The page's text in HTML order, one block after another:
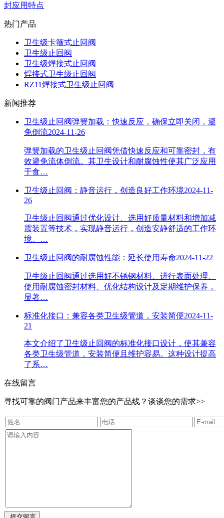
封应用特点
热门产品
卫生级卡箍式止回阀
卫生级止回阀
卫生级焊接式止回阀
焊接式卫生级止回阀
RZ11焊接式卫生级止回阀
新闻推荐
卫生级止回阀弹簧加载：快速反应，确保立即关闭，避
免倒流2024-11-26
弹簧加载的卫生级止回阀凭借快速反应和可靠密封，有
效避免流体倒流。其卫生设计和耐腐蚀性使其广泛应用
于食…
卫生级止回阀：静音运行，创造良好工作环境2024-11-
26
卫生级止回阀通过优化设计、选用好质量材料和增加减
震装置等技术，实现静音运行，创造安静舒适的工作环
境。…
卫生级止回阀的耐腐蚀性能：延长使用寿命2024-11-22
卫生级止回阀通过选用好不锈钢材料、进行表面处理、
使用耐腐蚀密封材料、优化结构设计及定期维护保养，
显著…
标准化接口：兼容各类卫生级管道，安装简便2024-11-
21
本文介绍了卫生级止回阀的标准化接口设计，使其兼容
各类卫生级管道，安装简便且维护容易。这种设计提高
了系…
在线留言
寻找可靠的阀门产品来丰富您的产品线？谈谈您的需求>>